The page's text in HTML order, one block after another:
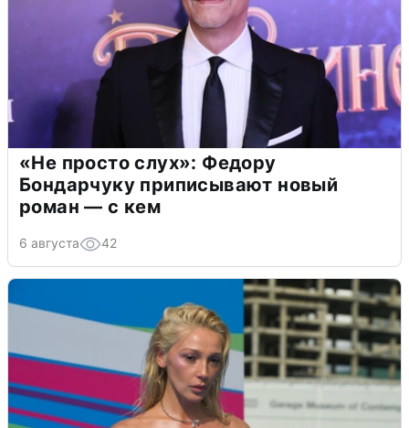
«Не просто слух»: Федору
Бондарчуку приписывают новый
роман — с кем
6 августа 42